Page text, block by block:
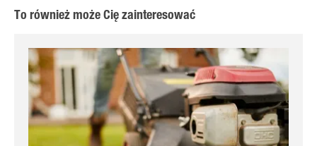
To również może Cię zainteresować